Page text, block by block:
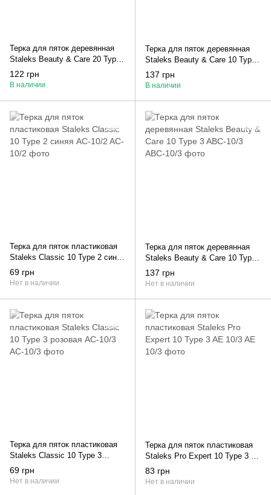
Терка для пяток деревянная
Staleks Beauty & Care 20 Type
3 ABC 20/3
122 грн
В наличии
Терка для пяток деревянная
Staleks Beauty & Care 10 Type
1 ABC 10/1
137 грн
В наличии
Терка для пяток пластиковая
Staleks Classic 10 Type 2 синяя
AC-10/2
69 грн
Нет в наличии
Терка для пяток деревянная
Staleks Beauty & Care 10 Type
3 ABC-10/3
137 грн
Нет в наличии
Терка для пяток пластиковая
Staleks Classic 10 Type 3
розовая AC-10/3
69 грн
Нет в наличии
Терка для пяток пластиковая
Staleks Pro Expert 10 Type 3 AE
10/3
83 грн
Нет в наличии